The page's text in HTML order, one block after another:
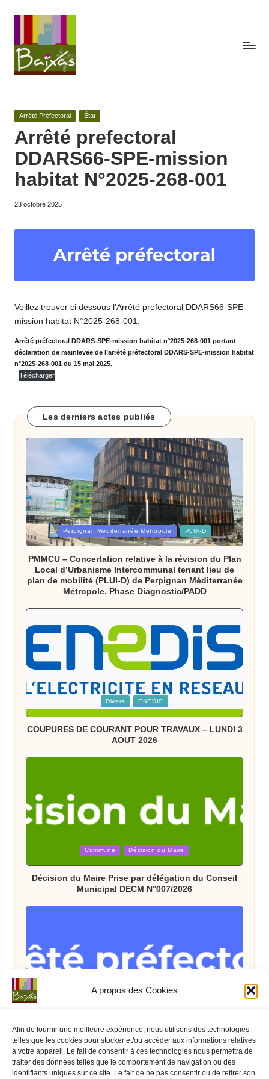
A propos des Cookies
Afin de fournir une meilleure expérience, nous utilisons des technologies
telles que les cookies pour stocker et/ou accéder aux informations relatives
à votre appareil. Le fait de consentir à ces technologies nous permettra de
traiter des données telles que le comportement de navigation ou des
identifiants uniques sur ce site. Le fait de ne pas consentir ou de retirer son
content
c
t
e
s
d
e
la
o
m
u
n
e
e
B
toute
publicité
des
actes
de
commune
Posted
Arrêté Préfectoral État
Arrêté prefectoral
DDARS66-SPE-mission
habitat N°2025-268-001
23 octobre 2025
Veillez trouver ci dessous l’Arrêté prefectoral DDARS66-SPE-
mission habitat N°2025-268-001.
Arrêté préfectoral DDARS-SPE-mission habitat n°2025-268-001 portant
déclaration de mainlevée de l’arrêté préfectoral DDARS-SPE-mission habitat
n°2025-268-001 du 15 mai 2025.
Télécharger
Les derniers actes publiés
Posted
in
Perpignan Méditerranée Métropole PLUi-D
PMMCU – Concertation relative à la révision du Plan
Local d’Urbanisme Intercommunal tenant lieu de
plan de mobilité (PLUI-D) de Perpignan Méditerranée
Métropole. Phase Diagnostic/PADD
Divers ENEDIS
COUPURES DE COURANT POUR TRAVAUX – LUNDI 3
AOUT 2026
Commune Décision du Maire
Décision du Maire Prise par délégation du Conseil
Municipal DECM N°007/2026
Posted
Arrêté Préfectoral du 08 juillet interdisant
temporairement les feux d’artifices et spectacles
pyrotechniques jusqu’au 16 juillet 2026